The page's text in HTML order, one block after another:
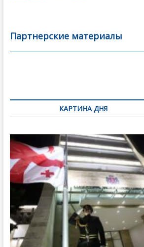
b
o
er l
а
в
Партнерские материалы
по
записямКАРТИНА ДНЯ